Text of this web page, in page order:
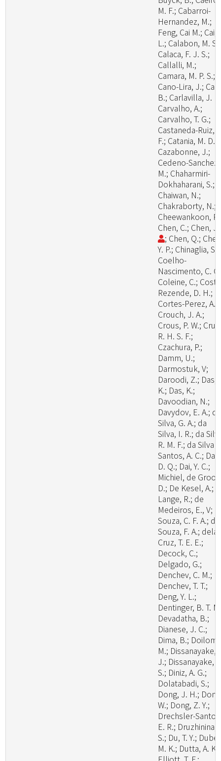
M. F.; Cabarroi-
Hernandez, M.;
Feng, Cai M.; Cai,
L.; Calabon, M. S.;
Calaca, F. J. S.;
Callalli, M.;
Camara, M. P. S.;
Cano-Lira, J.;
B.; Carlavilla, J.
Carvalho, A.;
Carvalho, T. G.;
Castaneda-Ruiz,
F.; Catania, M. D.,
Cazabonne, J.;
Cedeno-Sanchez,
M.; Chaharmiri-
Dokhaharani, S.;
Chaiwan, N.;
Chakraborty, N.;
Cheewankoon,
Chen, C.; Chen,
; Chen, Q.;
Y. P.; Chinaglia, S.;
Coelho-
Nascimento, C.
Coleine, C.;
Rezende, D. H.;
Cortes-Perez, A.;
Crouch, J. A.;
Crous, P. W.;
R. H. S. F.;
Czachura, P.;
Damm, U.;
Darmostuk, V;
Daroodi, Z.; Das,
K.; Das, K.;
Davoodian, N.;
Davydov, E. A.; da
Silva, G. A.; da
Silva, I. R.; da
R. M. F.; da Silva
Santos, A. C.; Dai,
D. Q.; Dai, Y. C.;
Michiel, de Groot
D.; De Kesel, A.;
Lange, R.; de
Medeiros, E., V;
Souza, C. F. A.; de
Souza, F. A.; dela
Cruz, T. E. E.;
Decock, C.;
Delgado, G.;
Denchev, C. M.;
Denchev, T. T.;
Deng, Y. L.;
Dentinger, B. T.
Devadatha, B.;
Dianese, J. C.;
Dima, B.; Doilom,
M.; Dissanayake,
J.; Dissanayake,
S.; Diniz, A. G.;
Dolatabadi, S.;
Dong, J. H.;
W.; Dong, Z. Y.;
Drechsler-
E. R.; Druzhinina,
S.; Du, T. Y.;
M. K.; Dutta, A. K.;